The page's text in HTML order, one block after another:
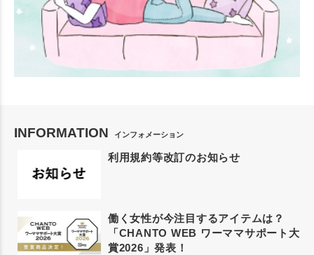
INFORMATION インフォメーション
利用規約等改訂のお知らせ
働く女性が今注目するアイテムは？
「CHANTO WEB ワーママサポート大
賞2026」発表！